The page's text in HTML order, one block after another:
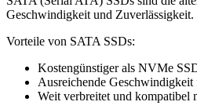
Geschwindigkeit und
Vorteile von SATA SSDs:
Kostengünstiger als NVMe
Ausreichende
Weit verbreitet und kompatibel